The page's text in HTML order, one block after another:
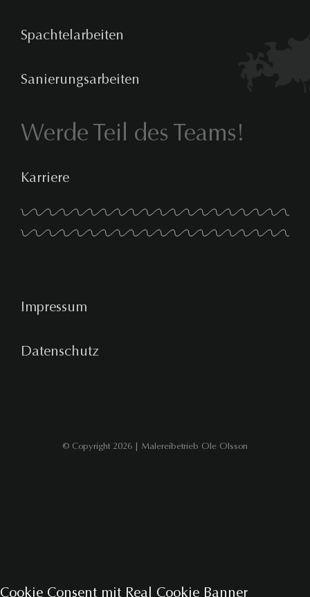
Spachtelarbeiten
Sanierungsarbeiten
Werde Teil des Teams!
Karriere
Impressum
Datenschutz
© Copyright 2026 | Malereibetrieb Ole Olsson
Cookie Consent mit Real Cookie Banner